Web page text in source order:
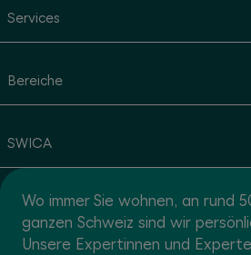
Services
Bereiche
SWICA
Wo immer Sie wohnen, an rund
ganzen Schweiz sind wir
Unsere Expertinnen und